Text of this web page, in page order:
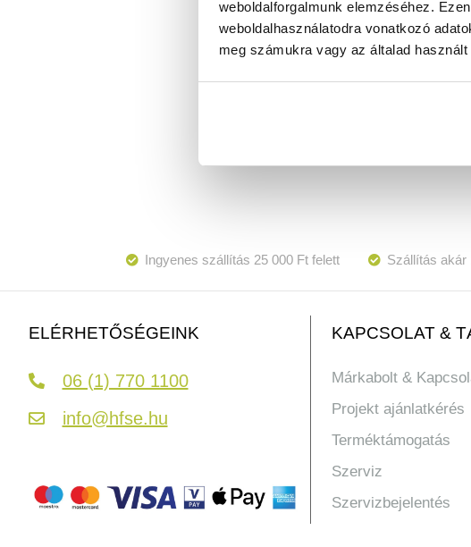
weboldalforgalmunk elemzéséhez.
weboldalhasználatodra vonatkozó
meg számukra vagy az általad
Ingyenes szállítás 25 000 Ft felett Szállítás akár
ELÉRHETŐSÉGEINK
06 (1) 770 1100
info@hfse.hu
KAPCSOLAT &
Márkabolt &
Projekt ajánlatkérés
Terméktámogatás
Szerviz
Szervizbejelentés